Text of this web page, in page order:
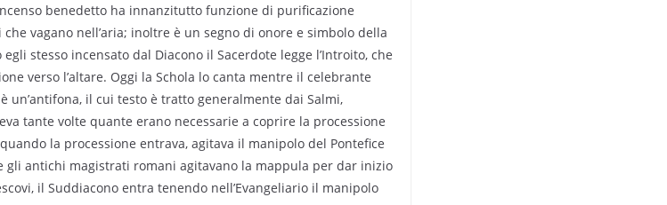
benedetto ha innanzitutto funzione di purificazione
vagano nell’aria; inoltre è un segno di onore e simbolo della
stesso incensato dal Diacono il Sacerdote legge l’Introito, che
verso l’altare. Oggi la Schola lo canta mentre il celebrante
un’antifona, il cui testo è tratto generalmente dai Salmi,
tante volte quante erano necessarie a coprire la processione
la processione entrava, agitava il manipolo del Pontefice
gli antichi magistrati romani agitavano la mappula per dar inizio
il Suddiacono entra tenendo nell’Evangeliario il manipolo